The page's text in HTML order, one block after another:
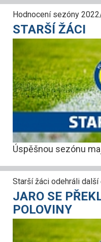
Hodnocení sezóny
STARŠÍ ŽÁCI
Úspěšnou sezónu
Starší žáci odehráli
JARO SE
POLOVINY